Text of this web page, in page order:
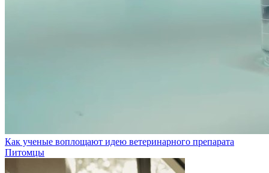
Как ученые воплощают идею ветеринарного препарата
Питомцы